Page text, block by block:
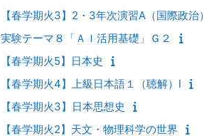
【春学期火3】2・3年次演習A（国際政治）
実験テーマ８「ＡＩ活用基礎」Ｇ２
【春学期火5】日本史
【春学期火4】上級日本語１（聴解）Ⅰ
【春学期火3】日本思想史
【春学期火2】天文・物理科学の世界